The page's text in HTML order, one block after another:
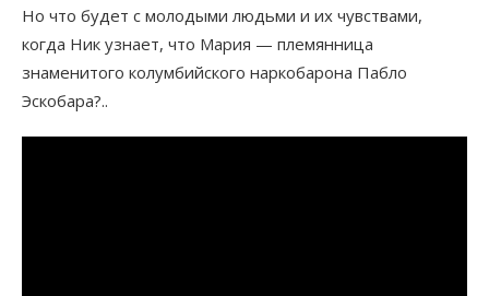
Но что будет с молодыми людьми и их чувствами,
когда Ник узнает, что Мария — племянница
знаменитого колумбийского наркобарона Пабло
Эскобара?..